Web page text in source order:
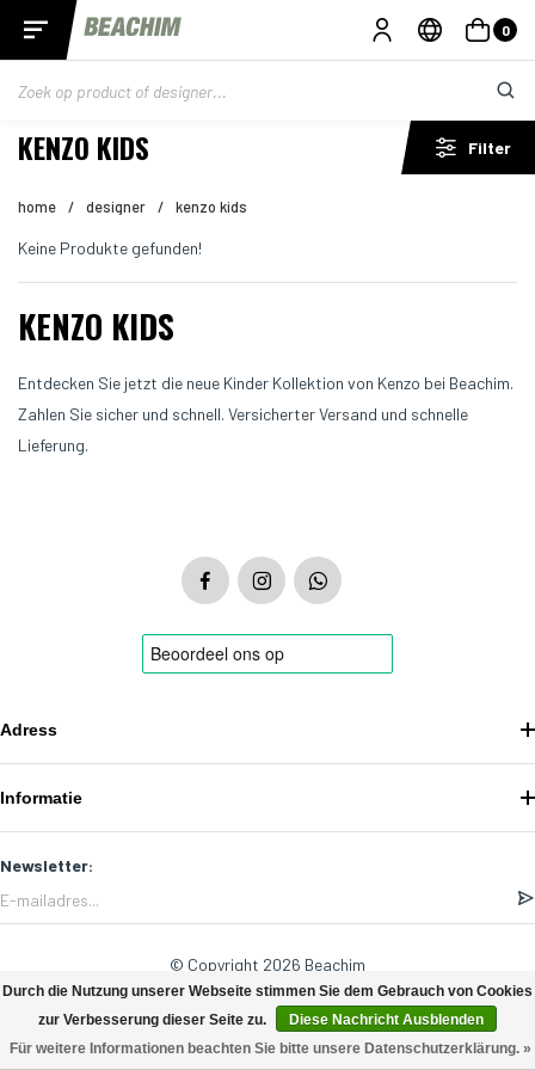
0
KENZO KIDS Filter
home / designer / kenzo kids
Keine Produkte gefunden!
KENZO KIDS
Entdecken Sie jetzt die neue Kinder Kollektion von Kenzo bei Beachim.
Zahlen Sie sicher und schnell. Versicherter Versand und schnelle
Lieferung.
Adress
Informatie
Newsletter:
© Copyright 2026 Beachim
Durch die Nutzung unserer Webseite stimmen Sie dem Gebrauch von Cookies
zur Verbesserung dieser Seite zu.
Diese Nachricht Ausblenden
Für weitere Informationen beachten Sie bitte unsere Datenschutzerklärung. »